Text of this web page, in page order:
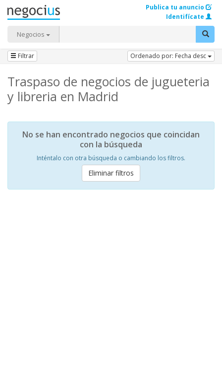
Negocios
Publica tu anuncio
Identifícate
Filtrar Ordenado por: Fecha desc
Traspaso de negocios de jugueteria
y libreria en Madrid
No se han encontrado negocios que coincidan
con la búsqueda
Inténtalo con otra búsqueda o cambiando los filtros.
Eliminar filtros